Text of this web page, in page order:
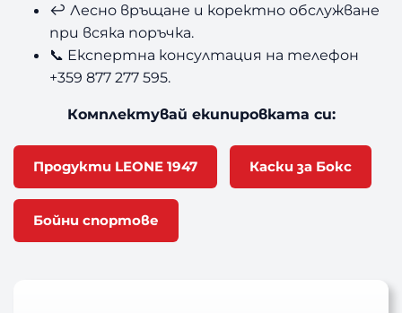
↩️ Лесно връщане и коректно обслужване
при всяка поръчка.
📞 Експертна консултация на телефон
+359 877 277 595.
Комплектувай екипировката си:
Продукти LEONE 1947 Каски за Бокс
Бойни спортове